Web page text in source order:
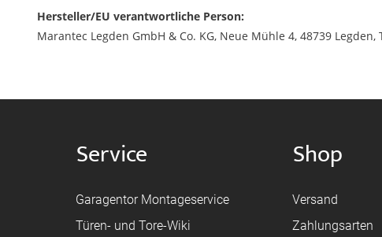
Hersteller/EU verantwortliche Person:
Marantec Legden GmbH & Co. KG, Neue Mühle 4, 48739
Service
Garagentor Montageservice
Türen- und Tore-Wiki
Shop
Versand
Zahlungsarten